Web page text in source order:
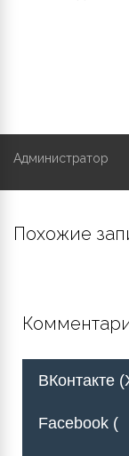
Администратор
Похожие
ВКонтакте (
Facebook (